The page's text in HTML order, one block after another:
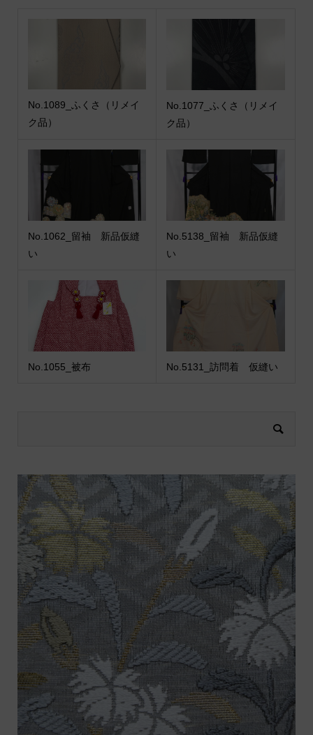
No.1089_ふくさ（リメイ
ク品）
No.1077_ふくさ（リメイ
ク品）
No.1062_留袖 新品仮縫
い
No.5138_留袖 新品仮縫
い
No.1055_被布 No.5131_訪問着 仮縫い